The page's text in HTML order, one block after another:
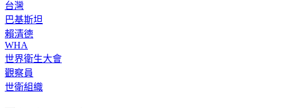
台灣
巴基斯坦
賴清德
WHA
世界衛生大會
觀察員
世衛組織